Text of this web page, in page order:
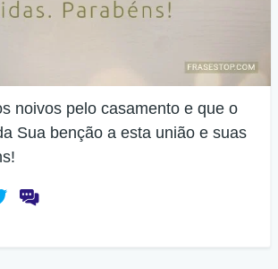
noivos pelo casamento e que o
Sua benção a esta união e suas